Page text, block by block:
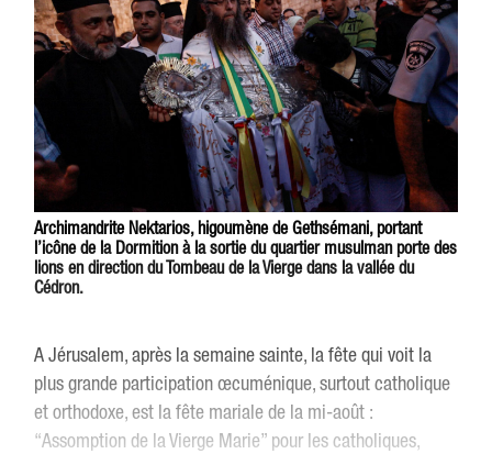
Archimandrite Nektarios, higoumène de Gethsémani, portant
l’icône de la Dormition à la sortie du quartier musulman porte des
lions en direction du Tombeau de la Vierge dans la vallée du
Cédron.
A Jérusalem, après la semaine sainte, la fête qui voit la
plus grande participation œcuménique, surtout catholique
et orthodoxe, est la fête mariale de la mi-août :
“Assomption de la Vierge Marie” pour les catholiques,